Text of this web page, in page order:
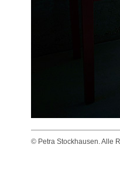
© Petra Stockhausen. Alle